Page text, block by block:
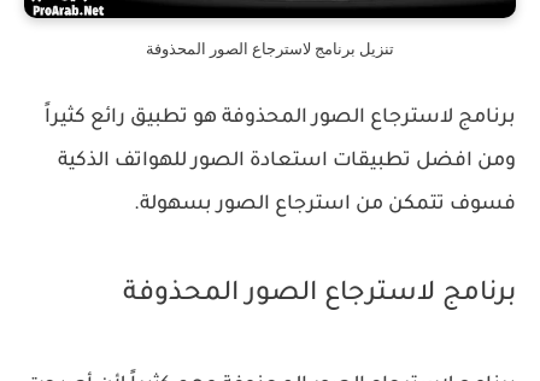
تنزيل برنامج لاسترجاع الصور المحذوفة
برنامج لاسترجاع الصور المحذوفة هو تطبيق رائع كثيراً
ومن افضل تطبيقات استعادة الصور للهواتف الذكية
فسوف تتمكن من استرجاع الصور بسهولة.
برنامج لاسترجاع الصور المحذوفة